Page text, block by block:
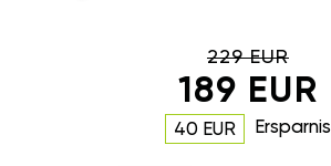
229 EUR
189 EUR
40 EUR Ersparnis